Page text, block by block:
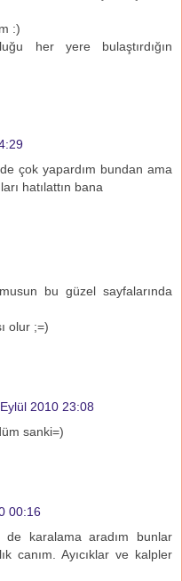
:)
her yere bulaştırdığın
çok yapardım bundan ama
hatılattın bana
bu güzel sayfalarında
olur ;=)
2010 23:08
sanki=)
00:16
karalama aradım bunlar
canım. Ayıcıklar ve kalpler